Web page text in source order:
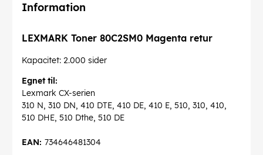
Information
LEXMARK Toner 80C2SM0 Magenta retur
Kapacitet: 2.000 sider
Egnet til:
Lexmark CX-serien
310 N, 310 DN, 410 DTE, 410 DE, 410 E, 510, 310, 410,
510 DHE, 510 Dthe, 510 DE
734646481304
EAN: